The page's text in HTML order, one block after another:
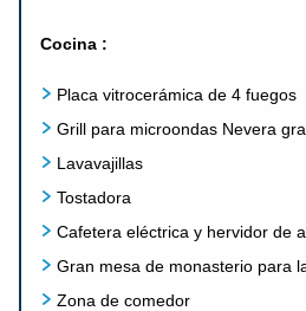
Cocina :
Placa vitrocerámica de 4 fuegos
Grill para microondas Nevera
Lavavajillas
Tostadora
Cafetera eléctrica y hervidor de
Gran mesa de monasterio para
Zona de comedor